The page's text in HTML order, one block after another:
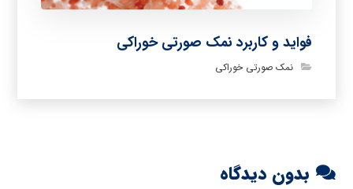
فواید و کاربرد نمک صورتی خوراکی
نمک صورتی خوراکی
بدون دیدگاه